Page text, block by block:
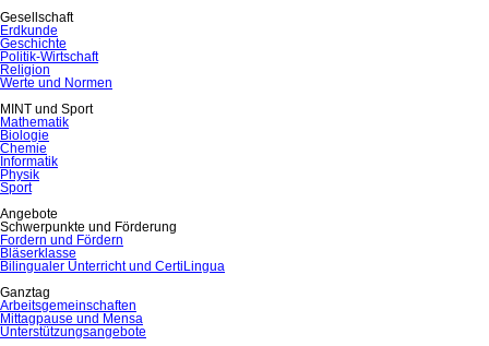
Gesellschaft
Erdkunde
Geschichte
Politik-Wirtschaft
Religion
Werte und Normen
MINT und Sport
Mathematik
Biologie
Chemie
Informatik
Physik
Sport
Angebote
Schwerpunkte und Förderung
Fordern und Fördern
Bläserklasse
Bilingualer Unterricht und CertiLingua
Ganztag
Arbeitsgemeinschaften
Mittagpause und Mensa
Unterstützungsangebote